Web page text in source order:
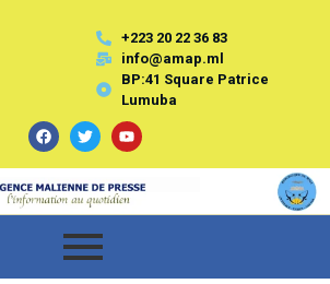
+223 20 22 36 83
info@amap.ml
BP:41 Square Patrice
Lumuba